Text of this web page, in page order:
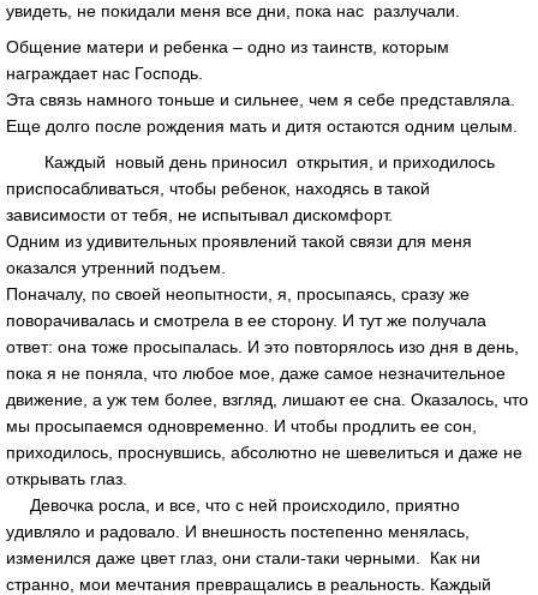
увидеть, не покидали меня все дни, пока нас разлучали.
Общение матери и ребенка – одно из таинств, которым
награждает нас Господь.
Эта связь намного тоньше и сильнее, чем я себе представляла.
Еще долго после рождения мать и дитя остаются одним целым.
Каждый новый день приносил открытия, и приходилось
приспосабливаться, чтобы ребенок, находясь в такой
зависимости от тебя, не испытывал дискомфорт.
Одним из удивительных проявлений такой связи для меня
оказался утренний подъем.
Поначалу, по своей неопытности, я, просыпаясь, сразу же
поворачивалась и смотрела в ее сторону. И тут же получала
ответ: она тоже просыпалась. И это повторялось изо дня в день,
пока я не поняла, что любое мое, даже самое незначительное
движение, а уж тем более, взгляд, лишают ее сна. Оказалось, что
мы просыпаемся одновременно. И чтобы продлить ее сон,
приходилось, проснувшись, абсолютно не шевелиться и даже не
открывать глаз.
Девочка росла, и все, что с ней происходило, приятно
удивляло и радовало. И внешность постепенно менялась,
изменился даже цвет глаз, они стали-таки черными. Как ни
странно, мои мечтания превращались в реальность. Каждый